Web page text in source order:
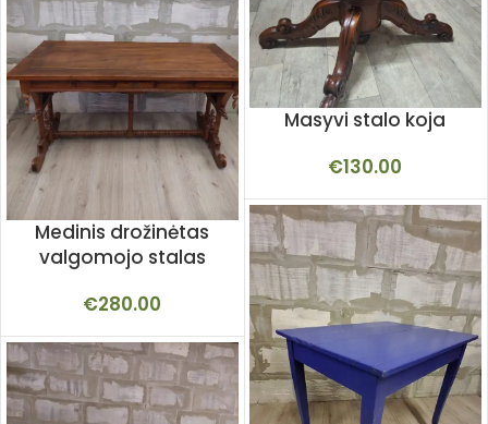
Masyvi stalo koja
€130.00
Medinis drožinėtas
valgomojo stalas
€280.00